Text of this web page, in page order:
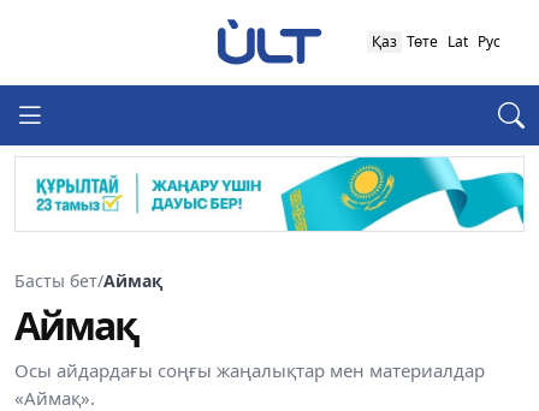
Қаз Төте Lat Рус
Басты бет/Аймақ
Аймақ
Осы айдардағы соңғы жаңалықтар мен материалдар
«Аймақ».